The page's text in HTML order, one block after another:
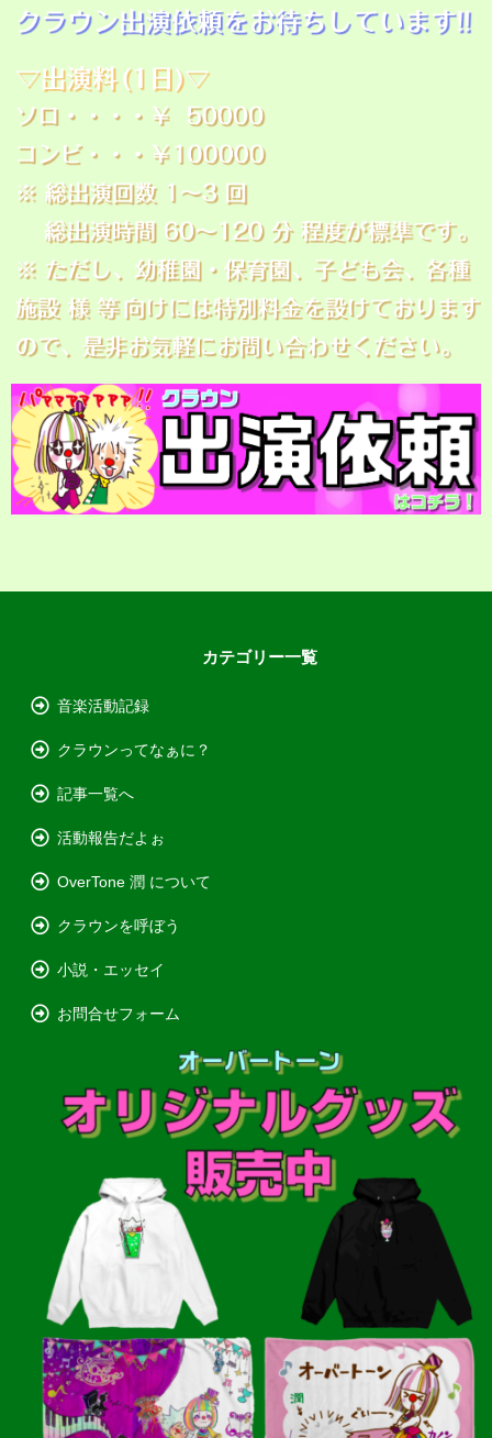
カテゴリー一覧
音楽活動記録
クラウンってなぁに？
記事一覧へ
活動報告だよぉ
OverTone 潤 について
クラウンを呼ぼう
小説・エッセイ
お問合せフォーム